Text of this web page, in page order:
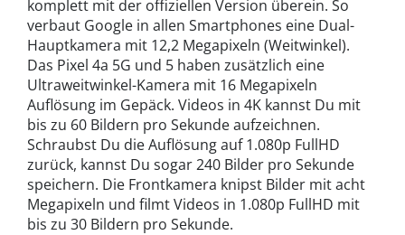
komplett mit der offiziellen Version überein. So
verbaut Google in allen Smartphones eine Dual-
Hauptkamera mit 12,2 Megapixeln (Weitwinkel).
Das Pixel 4a 5G und 5 haben zusätzlich eine
Ultraweitwinkel-Kamera mit 16 Megapixeln
Auflösung im Gepäck. Videos in 4K kannst Du mit
bis zu 60 Bildern pro Sekunde aufzeichnen.
Schraubst Du die Auflösung auf 1.080p FullHD
zurück, kannst Du sogar 240 Bilder pro Sekunde
speichern. Die Frontkamera knipst Bilder mit acht
Megapixeln und filmt Videos in 1.080p FullHD mit
bis zu 30 Bildern pro Sekunde.